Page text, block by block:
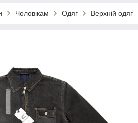
Чоловікам Одяг Верхній одяг